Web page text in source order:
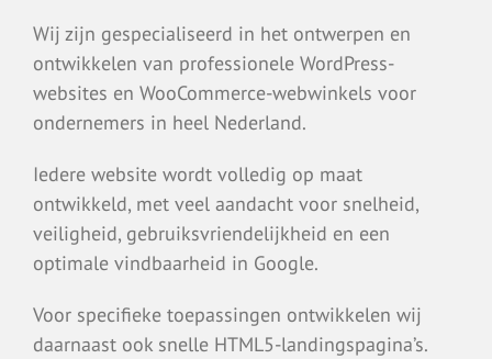
Wij zijn gespecialiseerd in het ontwerpen en
ontwikkelen van professionele WordPress-
websites en WooCommerce-webwinkels voor
ondernemers in heel Nederland.
Iedere website wordt volledig op maat
ontwikkeld, met veel aandacht voor snelheid,
veiligheid, gebruiksvriendelijkheid en een
optimale vindbaarheid in Google.
Voor specifieke toepassingen ontwikkelen wij
daarnaast ook snelle HTML5-landingspagina’s.